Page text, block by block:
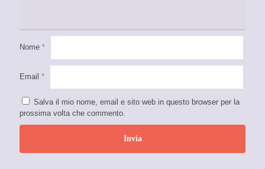
Nome *
Email *
Salva il mio nome, email e sito web in questo browser per la
prossima volta che commento.